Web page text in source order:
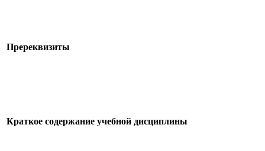
Пререквизиты
Краткое содержание учебной дисциплины